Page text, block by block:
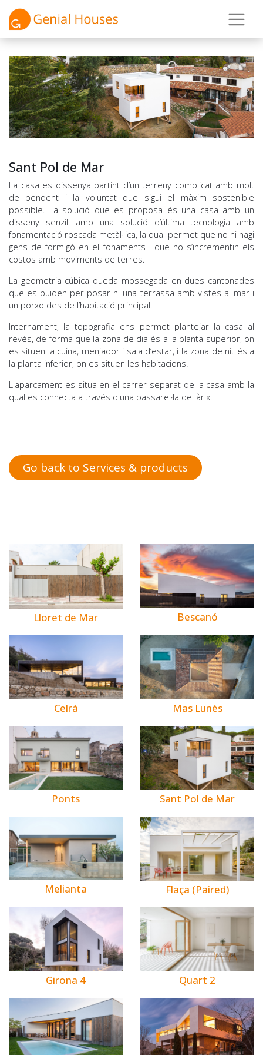
Sant Pol de Mar
La casa es dissenya partint d’un terreny complicat amb molt
de pendent i la voluntat que sigui el màxim sostenible
possible. La solució que es proposa és una casa amb un
disseny senzill amb una solució d’última tecnologia amb
fonamentació roscada metàl·lica, la qual permet que no hi hagi
gens de formigó en el fonaments i que no s’incrementin els
costos amb moviments de terres.
La geometria cúbica queda mossegada en dues cantonades
que es buiden per posar-hi una terrassa amb vistes al mar i
un porxo des de l’habitació principal.
Internament, la topografia ens permet plantejar la casa al
revés, de forma que la zona de dia és a la planta superior, on
es situen la cuina, menjador i sala d’estar, i la zona de nit és a
la planta inferior, on es situen les habitacions.
L'aparcament es situa en el carrer separat de la casa amb la
qual es connecta a través d'una passarel·la de làrix.
Go back to Services & products
Lloret de Mar Bescanó
Celrà Mas Lunés
Ponts Sant Pol de Mar
Melianta Flaça (Paired)
Girona 4 Quart 2